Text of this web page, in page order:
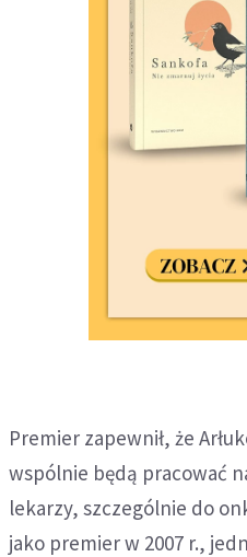
Premier zapewnił, że
wspólnie będą pracować
lekarzy, szczególnie do
jako premier w 2007 r.,